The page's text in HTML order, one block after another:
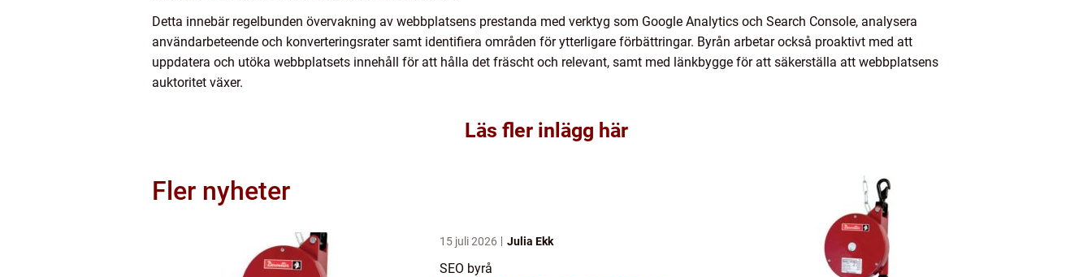
Detta innebär regelbunden övervakning av webbplatsens prestanda med verktyg som Google Analytics och Search Console, analysera
användarbeteende och konverteringsrater samt identifiera områden för ytterligare förbättringar. Byrån arbetar också proaktivt med att
uppdatera och utöka webbplatsets innehåll för att hålla det fräscht och relevant, samt med länkbygge för att säkerställa att webbplatsens
auktoritet växer.
Läs fler inlägg här
Fler nyheter
15 juli 2026 Julia Ekk
SEO byrå